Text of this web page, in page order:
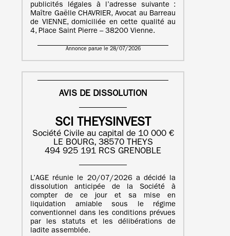
publicités légales à l’adresse suivante :
Maître Gaëlle CHAVRIER, Avocat au Barreau
de VIENNE, domiciliée en cette qualité au
4, Place Saint Pierre – 38200 Vienne.
Annonce parue le 28/07/2026
AVIS DE DISSOLUTION
SCI THEYSINVEST
Société Civile au capital de 10 000 €
LE BOURG, 38570 THEYS
494 925 191 RCS GRENOBLE
L’AGE réunie le 20/07/2026 a décidé la
dissolution anticipée de la Société à
compter de ce jour et sa mise en
liquidation amiable sous le régime
conventionnel dans les conditions prévues
par les statuts et les délibérations de
ladite assemblée.